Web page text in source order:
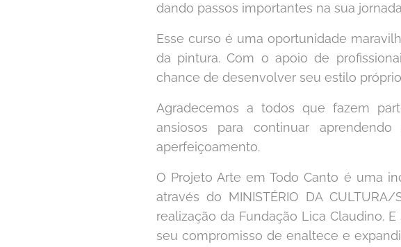
dando passos importantes na sua
Esse curso é uma oportunidade
da pintura. Com o apoio de
chance de desenvolver seu estilo
Agradecemos a todos que fazem
ansiosos para continuar
aperfeiçoamento.
O Projeto Arte em Todo Canto é uma
através do MINISTÉRIO DA CULTURA/
realização da Fundação Lica Claudino.
seu compromisso de enaltece e